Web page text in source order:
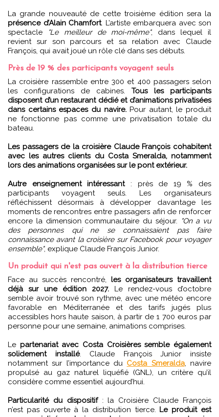
La grande nouveauté de cette troisième édition sera la
présence d’Alain Chamfort. L’artiste embarquera avec son
spectacle
"Le meilleur de moi-même", dans lequel il
revient sur son parcours et sa relation avec Claude
François, qui avait joué un rôle clé dans ses débuts.
Près de 19 % des participants voyagent seuls
La croisière rassemble entre 300 et 400 passagers selon
les configurations de cabines. Tous les participants
disposent d’un restaurant dédié et d’animations privatisées
dans certains espaces du navire.Pour autant, le produit
ne fonctionne pas comme une privatisation totale du
bateau.
Les passagers de la croisière Claude François cohabitent
avec les autres clients du Costa Smeralda, notamment
lors des animations organisées sur le pont extérieur.
Autre enseignement intéressant : près de 19 % des
participants voyagent seuls. Les organisateurs
réfléchissent désormais à développer davantage les
moments de rencontres entre passagers afin de renforcer
encore la dimension communautaire du séjour.
"On a vu
des personnes qui ne se connaissaient pas faire
connaissance avant la croisière sur Facebook pour voyager
ensemble", explique Claude François Junior.
Un produit qui n'est pas ouvert à la distribution tierce
Face au succès rencontré, les organisateurs travaillent
déjà sur une édition 2027. Le rendez-vous d’octobre
semble avoir trouvé son rythme, avec une météo encore
favorable en Méditerranée et des tarifs jugés plus
accessibles hors haute saison, à partir de 1 700 euros par
personne pour une semaine, animations comprises.
Le partenariat avec Costa Croisières semble également
solidement installé. Claude François Junior insiste
notamment sur l’importance du Costa Smeralda, navire
propulsé au gaz naturel liquéfié (GNL), un critère qu’il
considère comme essentiel aujourd’hui.
Particularité du dispositif : la Croisière Claude François
n’est pas ouverte à la distribution tierce. Le produit est